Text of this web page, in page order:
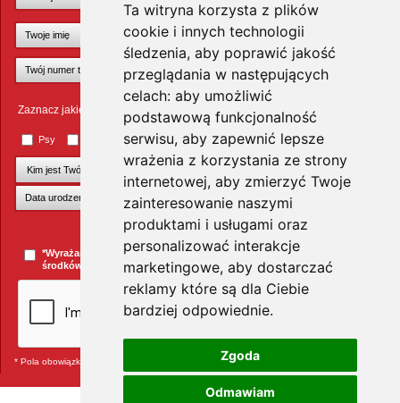
Ta witryna korzysta z plików
cookie i innych technologii
śledzenia, aby poprawić jakość
przeglądania w następujących
celach: aby umożliwić
podstawową funkcjonalność
serwisu, aby zapewnić lepsze
wrażenia z korzystania ze strony
internetowej, aby zmierzyć Twoje
zainteresowanie naszymi
produktami i usługami oraz
personalizować interakcje
marketingowe, aby dostarczać
reklamy które są dla Ciebie
bardziej odpowiednie.
Zgoda
Odmawiam
Zaznacz jakie zwierzęta Cię interesują
Psy Małe ssaki Ptaki Inne zwierzęta
+Dodaj kolejnego pupila
*Wyrażam zgodę na przesyłanie informacji handlowych za pomocą
środków komunikacji elektronicznej. więcej »
* Pola obowiązkowe